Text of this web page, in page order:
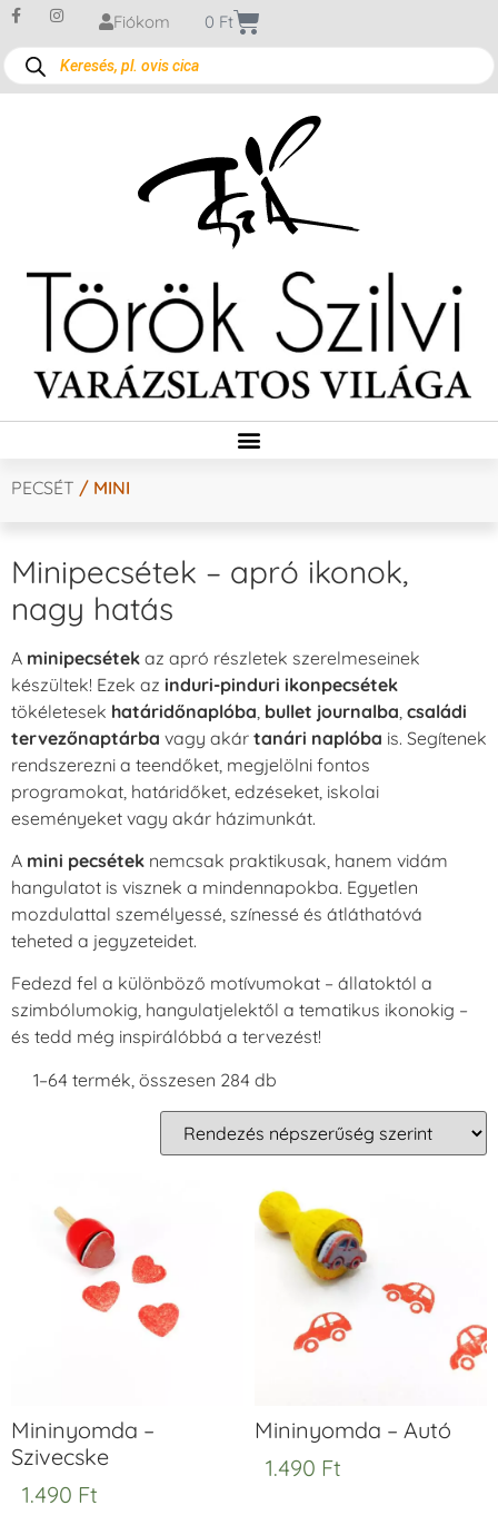
Fiókom 0 Ft
PECSÉT / MINI
Minipecsétek – apró ikonok,
nagy hatás
A minipecsétek az apró részletek szerelmeseinek
készültek! Ezek az induri-pinduri ikonpecsétek
tökéletesek határidőnaplóba bullet journalba családi
tervezőnaptárba vagy akár tanári naplóba is. Segítenek
rendszerezni a teendőket, megjelölni fontos
programokat, határidőket, edzéseket, iskolai
eseményeket vagy akár házimunkát.
A mini pecsétek nemcsak praktikusak, hanem vidám
hangulatot is visznek a mindennapokba. Egyetlen
mozdulattal személyessé, színessé és átláthatóvá
teheted a jegyzeteidet.
Fedezd fel a különböző motívumokat – állatoktól a
szimbólumokig, hangulatjelektől a tematikus ikonokig –
és tedd még inspirálóbbá a tervezést!
1–64 termék, összesen 284 db
Mininyomda –
Szivecske
1.490 Ft
Mininyomda – Autó
1.490 Ft